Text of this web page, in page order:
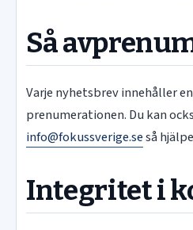
Så
Varje nyhetsbrev innehåller
prenumerationen. Du kan
info@fokussverige.seså
Integritet i